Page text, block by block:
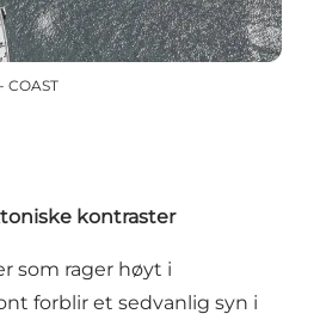
COAST
kontraster
som rager høyt i
forblir et sedvanlig syn i